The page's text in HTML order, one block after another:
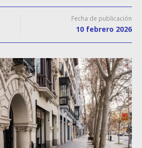
Fecha de publicación
10 febrero 2026